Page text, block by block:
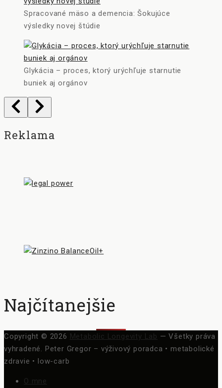
Spracované mäso a demencia: Šokujúce
výsledky novej štúdie
Glykácia – proces, ktorý urýchľuje starnutie
buniek aj orgánov
Reklama
Najčítanejšie
Copyright © 2026 Metabolic Longevity Lab — Všetky práva
vyhradené. Peter Gregor – výživový poradca • metabolické
zdravie • low-carb
O mne